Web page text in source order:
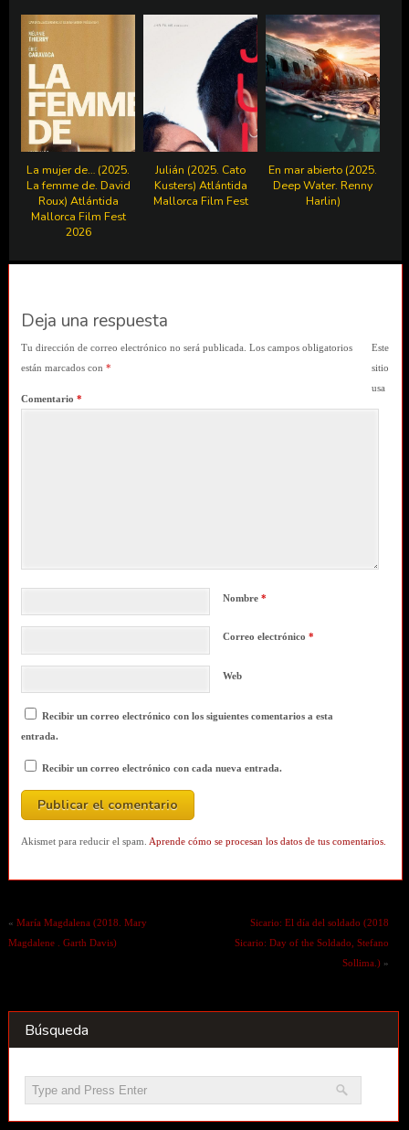
La mujer de… (2025.
La femme de. David
Roux) Atlántida
Mallorca Film Fest
2026
Julián (2025. Cato
Kusters) Atlántida
Mallorca Film Fest
En mar abierto (2025.
Deep Water. Renny
Harlin)
Deja una respuesta
Tu dirección de correo electrónico no será publicada. Los campos obligatorios
están marcados con *
Comentario *
Nombre *
Correo electrónico *
Web
Recibir un correo electrónico con los siguientes comentarios a esta
entrada.
Recibir un correo electrónico con cada nueva entrada.
Este
sitio
usa
Akismet para reducir el spam. Aprende cómo se procesan los datos de tus comentarios.
« María Magdalena (2018. Mary
Magdalene . Garth Davis)
Sicario: El día del soldado (2018
Sicario: Day of the Soldado, Stefano
Sollima.) »
Búsqueda